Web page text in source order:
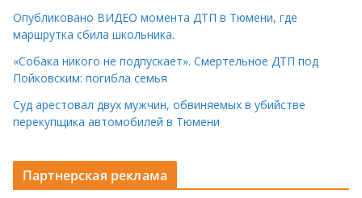
Опубликовано ВИДЕО момента ДТП в Тюмени, где
маршрутка сбила школьника.
«Собака никого не подпускает». Смертельное ДТП под
Пойковским: погибла семья
Суд арестовал двух мужчин, обвиняемых в убийстве
перекупщика автомобилей в Тюмени
Партнерская реклама